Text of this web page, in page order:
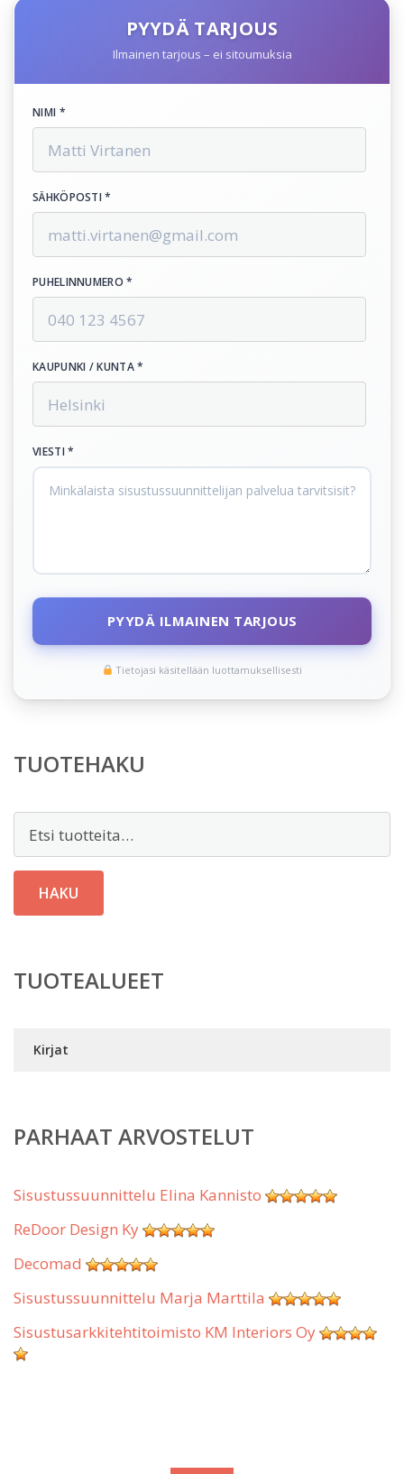
PYYDÄ TARJOUS
Ilmainen tarjous – ei sitoumuksia
NIMI *
SÄHKÖPOSTI *
PUHELINNUMERO *
KAUPUNKI / KUNTA *
VIESTI *
PYYDÄ ILMAINEN TARJOUS
Tietojasi käsitellään luottamuksellisesti
TUOTEHAKU
HAKU
TUOTEALUEET
Kirjat
PARHAAT ARVOSTELUT
Sisustussuunnittelu Elina Kannisto
ReDoor Design Ky
Decomad
Sisustussuunnittelu Marja Marttila
Sisustusarkkitehtitoimisto KM Interiors Oy